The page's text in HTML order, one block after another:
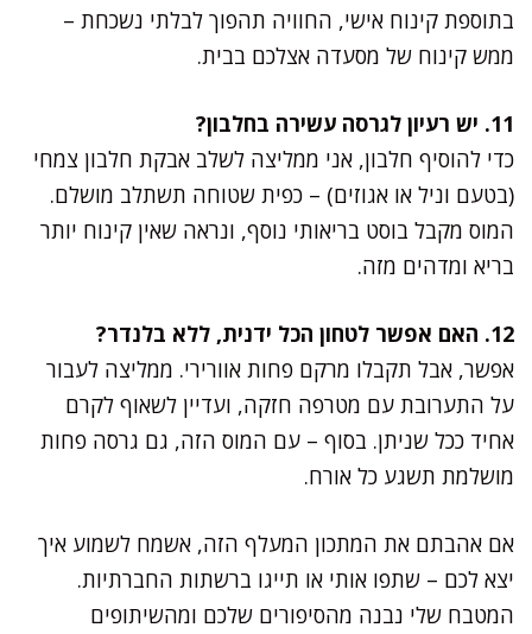
בתוספת קינוח אישי, החוויה תהפוך לבלתי נשכחת –
ממש קינוח של מסעדה אצלכם בבית.
11. יש רעיון לגרסה עשירה בחלבון?
כדי להוסיף חלבון, אני ממליצה לשלב אבקת חלבון צמחי
(בטעם וניל או אגוזים) – כפית שטוחה תשתלב מושלם.
המוס מקבל בוסט בריאותי נוסף, ונראה שאין קינוח יותר
בריא ומדהים מזה.
12. האם אפשר לטחון הכל ידנית, ללא בלנדר?
אפשר, אבל תקבלו מרקם פחות אוורירי. ממליצה לעבור
על התערובת עם מטרפה חזקה, ועדיין לשאוף לקרם
אחיד ככל שניתן. בסוף – עם המוס הזה, גם גרסה פחות
מושלמת תשגע כל אורח.
אם אהבתם את המתכון המעלף הזה, אשמח לשמוע איך
יצא לכם – שתפו אותי או תייגו ברשתות החברתיות.
המטבח שלי נבנה מהסיפורים שלכם ומהשיתופים